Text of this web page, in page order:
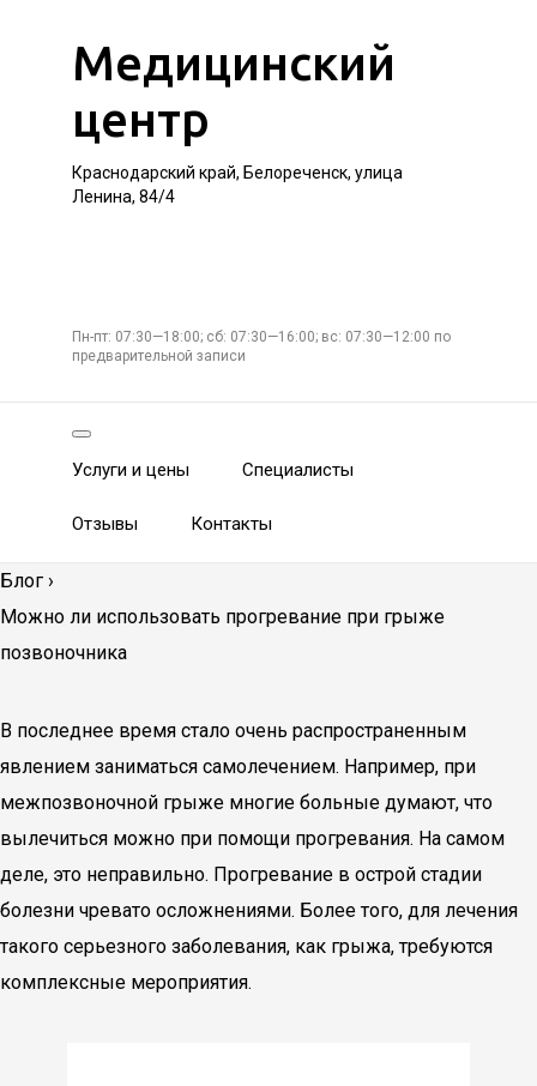
Медицинский
центр
Краснодарский край, Белореченск, улица
Ленина, 84/4
Пн-пт: 07:30—18:00; сб: 07:30—16:00; вс: 07:30—12:00 по
предварительной записи
Услуги и цены Специалисты
Отзывы Контакты
Блог ›
Можно ли использовать прогревание при грыже
позвоночника
В последнее время стало очень распространенным
явлением заниматься самолечением. Например, при
межпозвоночной грыже многие больные думают, что
вылечиться можно при помощи прогревания. На самом
деле, это неправильно. Прогревание в острой стадии
болезни чревато осложнениями. Более того, для лечения
такого серьезного заболевания, как грыжа, требуются
комплексные мероприятия.